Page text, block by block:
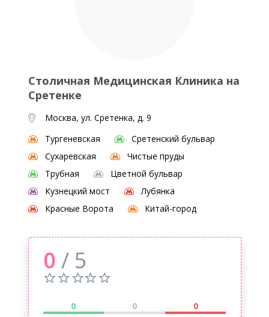
Столичная Медицинская Клиника на
Сретенке
Москва, ул. Сретенка, д. 9
Тургеневская
Сретенский бульвар
Сухаревская
Чистые пруды
Трубная
Цветной бульвар
Кузнецкий мост
Лубянка
Красные Ворота
Китай-город
0 / 5
0 0 0